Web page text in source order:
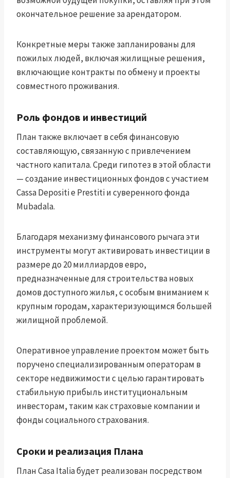
окончательное решение за арендатором.
Конкретные меры также запланированы для
пожилых людей, включая жилищные решения,
включающие контракты по обмену и проекты
совместного проживания.
Роль фондов и инвестиций
План также включает в себя финансовую
составляющую, связанную с привлечением
частного капитала. Среди гипотез в этой области
— создание инвестиционных фондов с участием
Cassa Depositi e Prestiti и суверенного фонда
Mubadala.
Благодаря механизму финансового рычага эти
инструменты могут активировать инвестиции в
размере до 20 миллиардов евро,
предназначенные для строительства новых
домов доступного жилья, с особым вниманием к
крупным городам, характеризующимся большей
жилищной проблемой.
Оперативное управление проектом может быть
поручено специализированным операторам в
секторе недвижимости с целью гарантировать
стабильную прибыль институциональным
инвесторам, таким как страховые компании и
фонды социального страхования.
Сроки и реализация Плана
План Casa Italia будет реализован посредством